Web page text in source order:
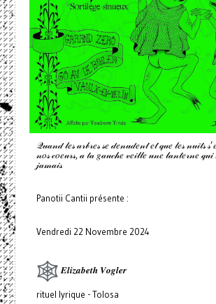
𝒬𝓊𝒶𝓃𝒹 𝓁𝑒𝓈 𝒶𝓇𝒷𝓇𝑒𝓈 𝓈𝑒 𝒹𝑒𝓃𝓊𝒹𝑒𝓃𝓉 𝑒𝓉 𝓆𝓊𝑒 𝓁𝑒𝓈 𝓃𝓊𝒾𝓉𝓈
𝓃𝑜𝓈 𝒸𝑜𝑒𝓊𝓇𝓈, 𝒶 𝓉𝒶 𝑔𝒶𝓊𝒸𝒽𝑒 𝓋𝑒𝒾𝓁𝓁𝑒 𝓊𝓃𝑒 𝓁𝒶𝓃𝓉𝑒𝓇𝓃𝑒 𝓆𝓊𝒾
𝒿𝒶𝓂𝒶𝒾𝓈
Panotii Cantii présente :
Vendredi 22 Novembre 2024
𝑬𝒍𝒊𝒛𝒂𝒃𝒆𝒕𝒉 𝑽𝒐𝒈𝒍𝒆𝒓
rituel lyrique - Tolosa